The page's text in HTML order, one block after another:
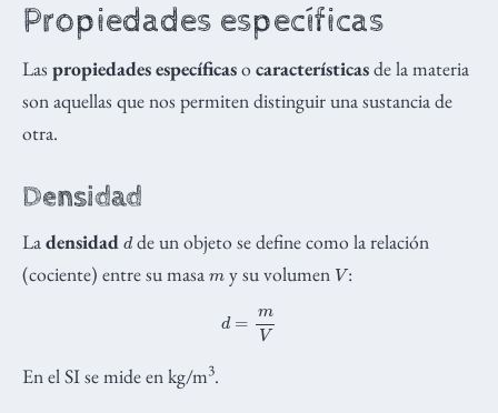
Propiedades específicas
Las propiedades específicaso característicasde la materia
son aquellas que nos permiten distinguir una sustancia de
otra.
Densidad
La densidad dde un objeto se define como la relación
(cociente) entre su masa
y su volumen V:
mV
En el SI se mide en kg/m3.